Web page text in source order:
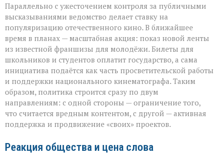
Параллельно с ужесточением контроля за публичными
высказываниями ведомство делает ставку на
популяризацию отечественного кино. В ближайшее
время в планах — масштабная акция: показ новой ленты
из известной франшизы для молодёжи. Билеты для
школьников и студентов оплатит государство, а сама
инициатива подаётся как часть просветительской работы
и поддержки национального кинематографа. Таким
образом, политика строится сразу по двум
направлениям: с одной стороны — ограничение того,
что считается вредным контентом, с другой — активная
поддержка и продвижение «своих» проектов.
Реакция общества и цена слова